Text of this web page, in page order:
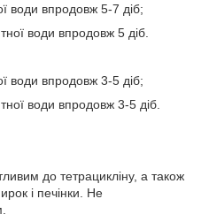
води впродовж 5-7 діб;
води впродовж 5 діб.
води впродовж 3-5 діб;
води впродовж 3-5 діб.
до тетрацикліну, а також
і печінки. Не